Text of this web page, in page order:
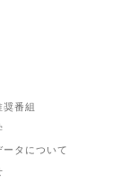
番組
タについて